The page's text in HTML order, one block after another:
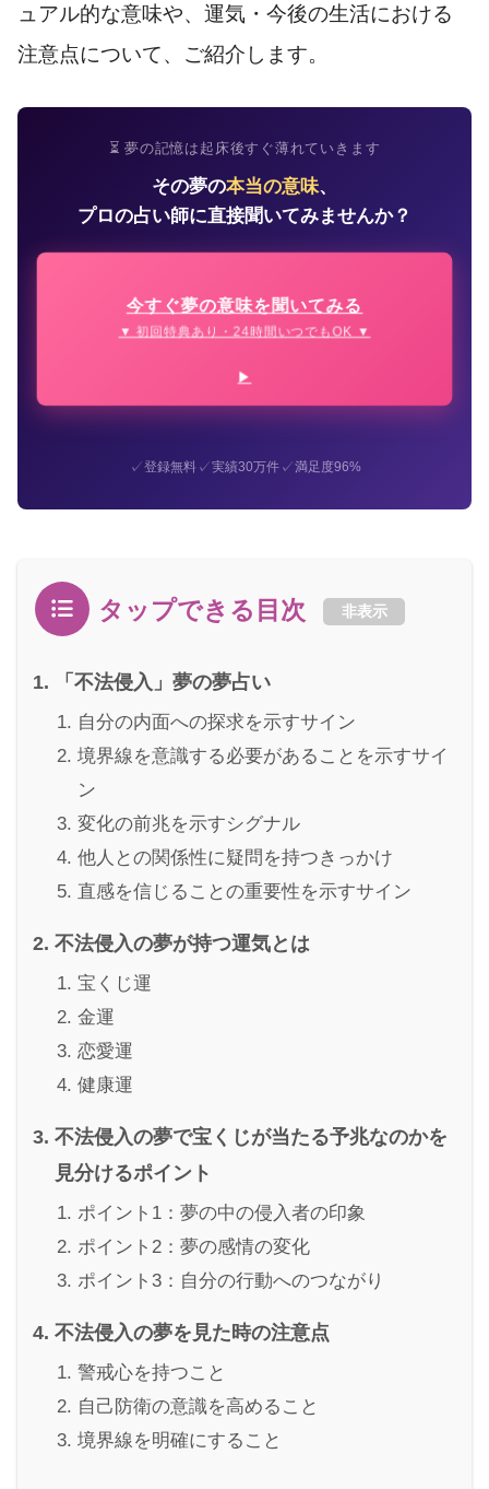
ュアル的な意味や、運気・今後の生活における
注意点について、ご紹介します。
⏳ 夢の記憶は起床後すぐ薄れていきます
その夢の本当の意味、
プロの占い師に直接聞いてみませんか？
今すぐ夢の意味を聞いてみる
▼ 初回特典あり・24時間いつでもOK ▼
✓登録無料✓実績30万件✓満足度96%
タップできる目次 非表示
「不法侵入」夢の夢占い
自分の内面への探求を示すサイン
境界線を意識する必要があることを示すサイ
ン
変化の前兆を示すシグナル
他人との関係性に疑問を持つきっかけ
直感を信じることの重要性を示すサイン
不法侵入の夢が持つ運気とは
宝くじ運
金運
恋愛運
健康運
不法侵入の夢で宝くじが当たる予兆なのかを
見分けるポイント
ポイント1：夢の中の侵入者の印象
ポイント2：夢の感情の変化
ポイント3：自分の行動へのつながり
不法侵入の夢を見た時の注意点
警戒心を持つこと
自己防衛の意識を高めること
境界線を明確にすること